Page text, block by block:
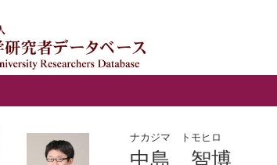
ナカジマ トモヒロ
中島 智博